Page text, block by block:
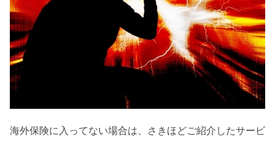
海外保険に入ってない場合は、さきほどご紹介したサービ